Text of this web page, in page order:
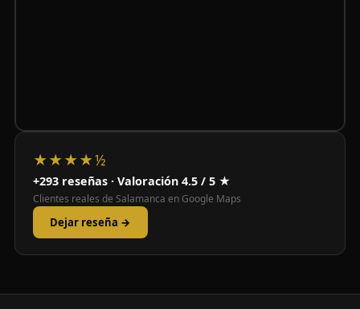
★★★★½
+293 reseñas · Valoración 4.5 / 5 ★
Clientes reales de Salamanca en Google Maps
Dejar reseña →